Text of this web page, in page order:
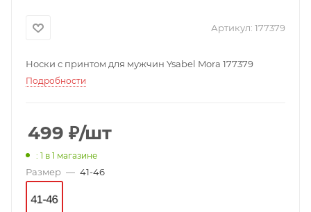
Артикул: 177379
Носки с принтом для мужчин Ysabel Mora 177379
Подробности
499 ₽/шт
: 1 в 1 магазине
Размер — 41-46